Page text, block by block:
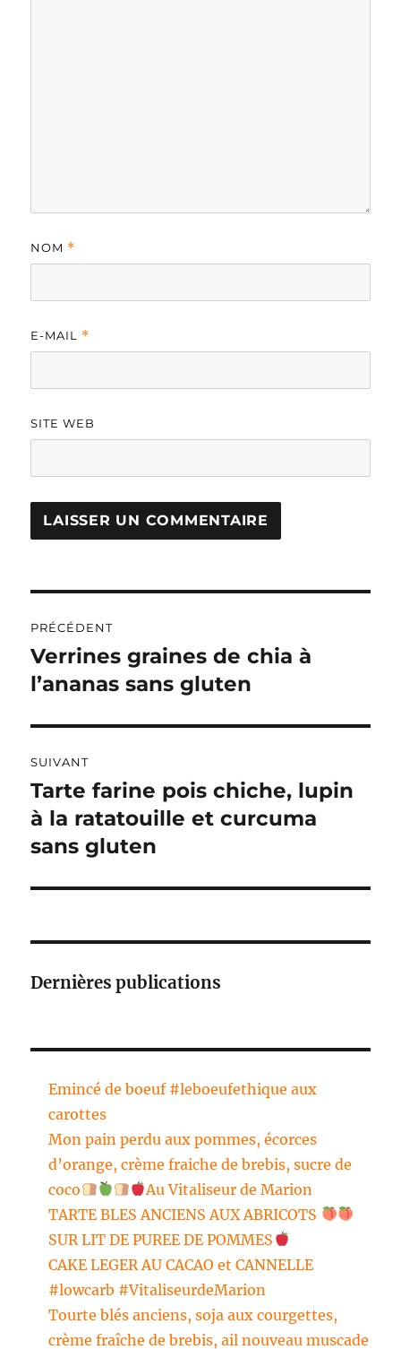
NOM *
E-MAIL *
SITE WEB
R
A
T
:
de
l’article
PRÉCÉDENT
Publication
précédente :
Verrines graines de chia à
l’ananas sans gluten
SUIVANT
Publication
suivante :
Tarte farine pois chiche, lupin
à la ratatouille et curcuma
sans gluten
Dernières publications
Emincé de boeuf #leboeufethique aux
carottes
Mon pain perdu aux pommes, écorces
d’orange, crème fraiche de brebis, sucre de
coco
Au Vitaliseur de Marion
TARTE BLES ANCIENS AUX ABRICOTS
SUR LIT DE PUREE DE POMMES
CAKE LEGER AU CACAO et CANNELLE
#lowcarb #VitaliseurdeMarion
Tourte blés anciens, soja aux courgettes,
crème fraîche de brebis, ail nouveau muscade